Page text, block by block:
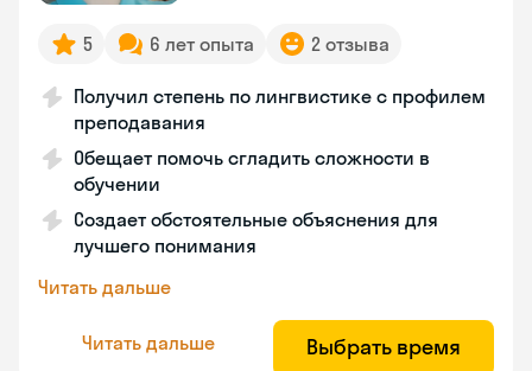
5 6 лет опыта 2 отзыва
Получил степень по лингвистике с профилем
преподавания
Обещает помочь сгладить сложности в
обучении
Создает обстоятельные объяснения для
лучшего понимания
Читать дальше
Читать дальше Выбрать время